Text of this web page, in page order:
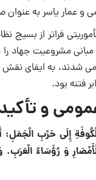
و عمار یاسر به
فراتر از بسیج
مبانی مشروعیت
می شدند، به ایفای
فتنه بود.
و
إِلَى حَرْبِ الْجَمَلِ:
وَ رُؤَسَاءُ